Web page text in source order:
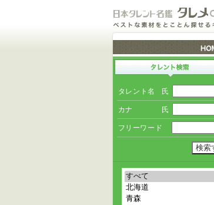
タレント名 氏
カナ 氏
フリーワード